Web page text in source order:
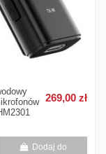
269,00 zł
Dodaj do